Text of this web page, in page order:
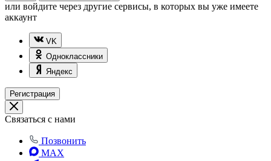
или войдите через другие сервисы, в которых вы уже имеете
аккаунт
VK
Одноклассники
Яндекс
Регистрация
Связаться с нами
Позвонить
MAX